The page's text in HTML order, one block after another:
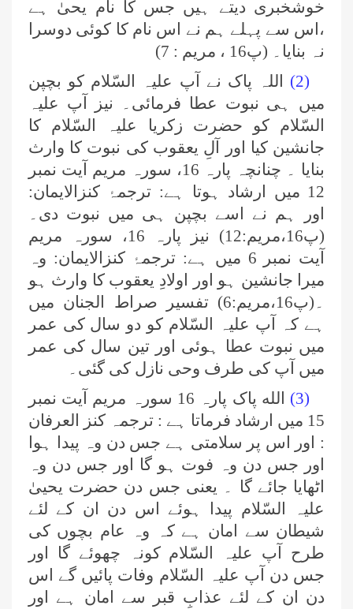
خوشخبری دیتے ہیں جس کا نام یحیٰ ہے
،اس سے پہلے ہم نے اس نام کا کوئی دوسرا
نہ بنایا۔ (پ16 ، مریم : 7)
(2)
اللہ پاک نے آپ علیہ السّلام کو بچپن
میں ہی نبوت عطا فرمائی۔ نیز آپ علیہ
السّلام کو حضرت زکریا علیہ السّلام کا
جانشین کیا اور آلِ یعقوب کی نبوت کا وارث
بنایا ۔ چنانچہ پارہ 16، سورہ مریم آیت نمبر
12 میں ارشاد ہوتا ہے: ترجمۂ کنزالایمان:
اور ہم نے اسے بچپن ہی میں نبوت دی۔
(پ16،مریم:12) نیز پارہ 16، سورہ مریم
آیت نمبر 6 میں ہے:
ترجمۂ کنزالایمان: وہ
میرا جانشین ہو اور اولادِ یعقوب کا وارث ہو
۔(پ16،مریم:6) تفسیر صراط الجنان میں
ہے کہ آپ علیہ السّلام کو دو سال کی عمر
میں نبوت عطا ہوئی اور تین سال کی عمر
میں آپ کی طرف وحی نازل کی گئی۔
(3)
الله پاک پارہ 16 سورہ مریم آیت نمبر
15 میں ارشاد فرماتا ہے : ترجمہ کنز العرفان
: اور اس پر سلامتی ہے جس دن وہ پیدا ہوا
اور جس دن وہ فوت ہو گا اور جس دن وہ
اٹھایا جائے گا ۔ یعنی جس دن حضرت یحییٰ
علیہ السّلام پیدا ہوئے اس دن ان کے لئے
شیطان سے امان ہے کہ وہ عام بچوں کی
طرح آپ علیہ السّلام کونہ چھوئے گا اور
جس دن آپ علیہ السّلام وفات پائیں گے اس
دن ان کے لئے عذابِ قبر سے امان ہے اور